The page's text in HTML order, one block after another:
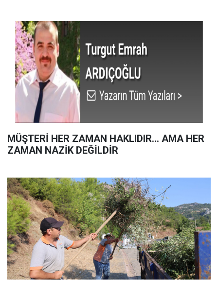
MÜŞTERİ HER ZAMAN HAKLIDIR… AMA HER
ZAMAN NAZİK DEĞİLDİR